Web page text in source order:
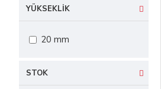
YÜKSEKLIK
20 mm
STOK